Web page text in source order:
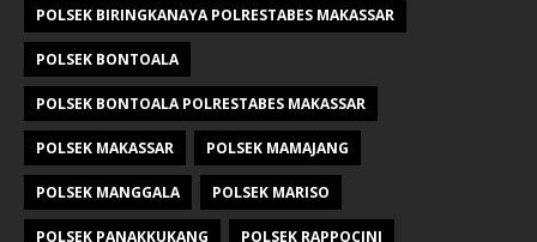
POLSEK BIRINGKANAYA POLRESTABES MAKASSAR
POLSEK BONTOALA
POLSEK BONTOALA POLRESTABES MAKASSAR
POLSEK MAKASSAR POLSEK MAMAJANG
POLSEK MANGGALA POLSEK MARISO
POLSEK PANAKKUKANG POLSEK RAPPOCINI